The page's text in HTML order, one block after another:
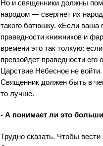
Но и священники должны
народом — свергнет их
такого батюшку. «Если ваша
праведности книжников и
времени это так толкую:
превзойдет праведности
Царствие Небесное не войти.
Священник должен быть в
то лучше.
- А понимает ли это
Трудно сказать. Чтобы